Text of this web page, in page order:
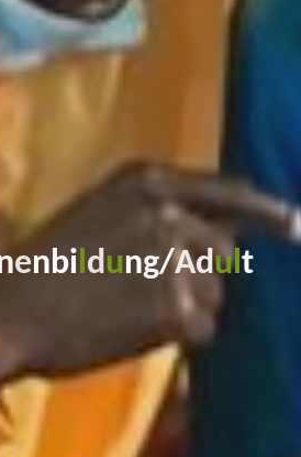
enbildung/Adult